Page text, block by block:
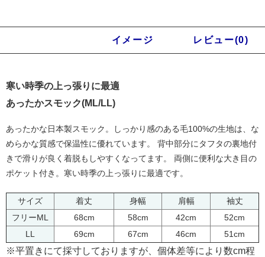
イメージ レビュー(0)
寒い時季の上っ張りに最適
あったかスモック(ML/LL)
あったかな日本製スモック。しっかり感のある毛100%の生地は、な
めらかな質感で保温性に優れています。 背中部分にタフタの裏地付
きで滑りが良く着脱もしやすくなってます。 両側に便利な大き目の
ポケット付き。寒い時季の上っ張りに最適です。
サイズ 着丈 身幅 肩幅
袖丈
フリーML
68cm 58cm 42cm
52cm
LL
69cm 67cm 46cm 51cm
※平置きにて採寸しておりますが、個体差等により数cm程